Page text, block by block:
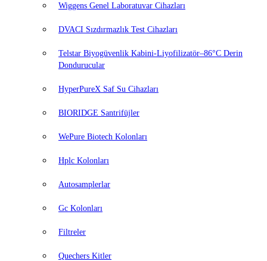
Wiggens Genel Laboratuvar Cihazları
DVACI Sızdırmazlık Test Cihazları
Telstar Biyogüvenlik Kabini-Liyofilizatör–86°C Derin
Dondurucular
HyperPureX Saf Su Cihazları
BIORIDGE Santrifüjler
WePure Biotech Kolonları
Hplc Kolonları
Autosamplerlar
Gc Kolonları
Filtreler
Quechers Kitler